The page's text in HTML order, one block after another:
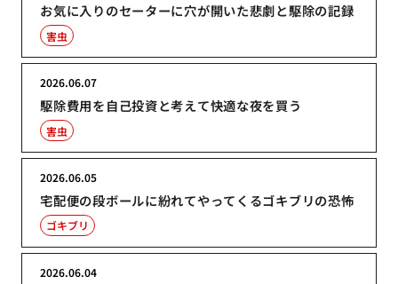
お気に入りのセーターに穴が開いた悲劇と駆除の記録
害虫
駆除費用を自己投資と考えて快適な夜を買う
2026.06.07
害虫
宅配便の段ボールに紛れてやってくるゴキブリの恐怖
2026.06.05
ゴキブリ
2026.06.04